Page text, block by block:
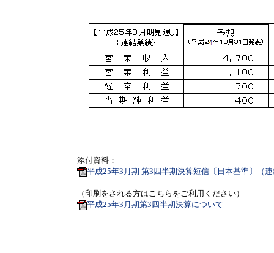
添付資料：
平成25年3月期 第3四半期決算短信〔日本基準〕（
（印刷をされる方はこちらをご利用ください）
平成25年3月期第3四半期決算について